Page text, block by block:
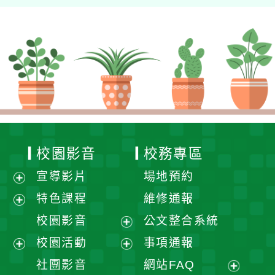
展
單
選
校園影音
宣導影片
特色課程
校園影音
展
開
校園活動
社團影音
校務專區
場地預約
維修通報
公文整合系統
事項通報
網站FAQ